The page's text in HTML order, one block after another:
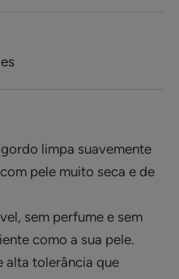
limpa suavemente
pele muito seca e de
sem perfume e sem
como a sua pele.
alta tolerância que